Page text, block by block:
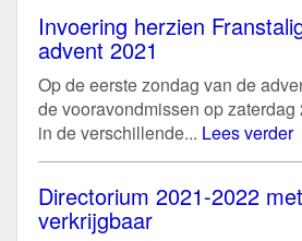
Invoering herzien
advent 2021
Op de eerste zondag van de
de vooravondmissen op
in de verschillende... Lees verder
Directorium 2021-2022
verkrijgbaar